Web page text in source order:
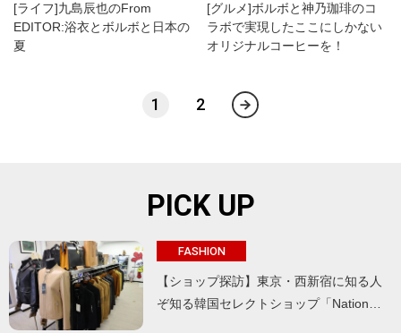
[ライフ]九島辰也のFrom
EDITOR:浴衣とボルボと日本の
夏
[グルメ]ボルボと神乃珈琲のコ
ラボで実現したここにしかない
オリジナルコーヒーを！
1 2
PICK UP
FASHION
【ショップ探訪】東京・西新宿に知る人
ぞ知る韓国セレクトショップ「Nation…